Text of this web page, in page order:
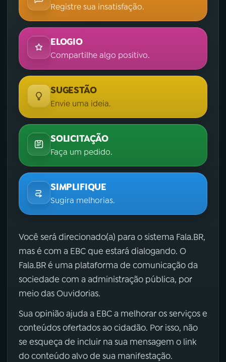
Registre sua insatisfação.
ELOGIO
Compartilhe algo positivo.
SUGESTÃO
Envie uma ideia.
SOLICITAÇÃO
Faça um pedido.
SIMPLIFIQUE
Sugira melhorias.
Você será direcionado(a) para o sistema Fala.BR,
mas é com a EBC que estará dialogando. O
Fala.BR é uma plataforma de comunicação da
sociedade com a administração pública, por
meio das Ouvidorias.
Sua opinião ajuda a EBC a melhorar os serviços e
conteúdos ofertados ao cidadão. Por isso, não
se esqueça de incluir na sua mensagem o link
do conteúdo alvo de sua manifestação.